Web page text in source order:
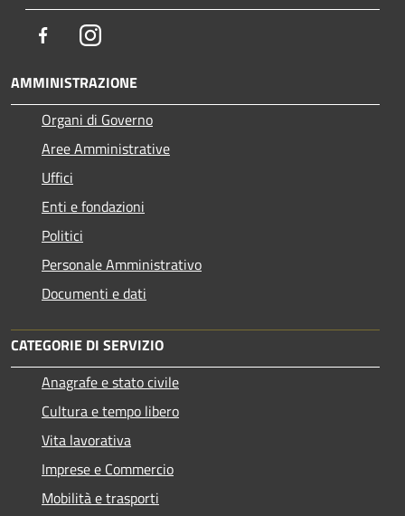
FacebookInstagram
AMMINISTRAZIONE
Organi di Governo
Aree Amministrative
Uffici
Enti e fondazioni
Politici
Personale Amministrativo
Documenti e dati
CATEGORIE DI SERVIZIO
Anagrafe e stato civile
Cultura e tempo libero
Vita lavorativa
Imprese e Commercio
Mobilità e trasporti